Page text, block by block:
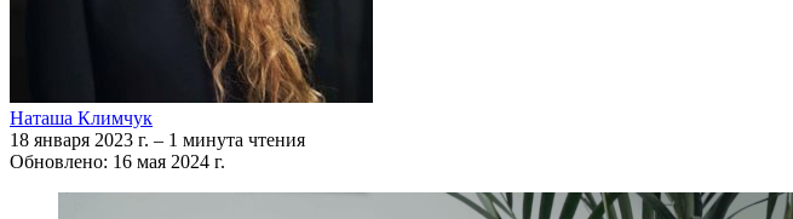
Наташа Климчук
18 января 2023 г. – 1 минута чтения
Обновлено: 16 мая 2024 г.